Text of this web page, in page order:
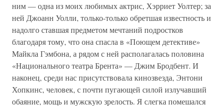
ним — одна из моих любимых актрис, Хэрриет Уолтер; за
ней Джоанн Уолли, только-только обретшая известность и
надолго ставшая предметом мечтаний подростков
благодаря тому, что она спасла в «Поющем детективе»
Майкла Гэмбона, а рядом с ней располагалась половина
«Национального театра Брента» — Джим Бродбент. И
наконец, среди нас присутствовала кинозвезда, Энтони
Хопкинс, человек, с почти пугающей силой излучавший
обаяние, мощь и мужскую зрелость. Я слегка помешался